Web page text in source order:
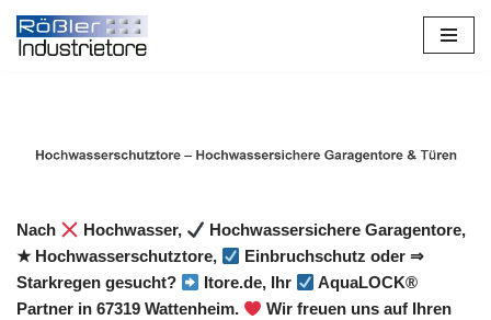
Zum
Nach Hochwasser,
Hochwassersichere Garagentore,
★ Hochwasserschutztore,
Einbruchschutz oder ⇒
Starkregen gesucht?
Itore.de, Ihr
AquaLOCK®
Partner in 67319 Wattenheim.
Wir freuen uns auf Ihren